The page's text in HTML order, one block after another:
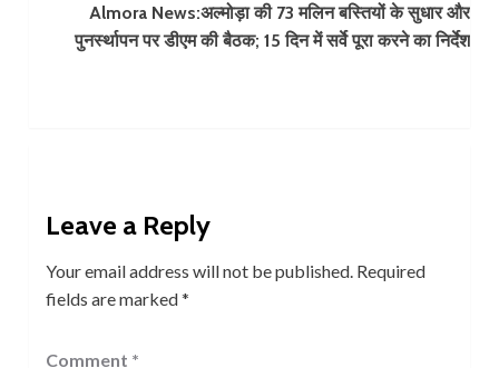
Almora News:अल्मोड़ा की 73 मलिन बस्तियों के सुधार और
पुनर्स्थापन पर डीएम की बैठक; 15 दिन में सर्वे पूरा करने का निर्देश
Leave a Reply
Your email address will not be published. Required
fields are marked*
Comment *